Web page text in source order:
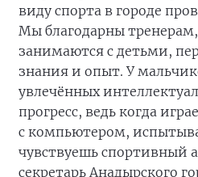
виду спорта в городе
Мы благодарны
занимаются с детьми,
знания и опыт. У
увлечённых
прогресс, ведь когда
с компьютером,
чувствуешь спортивный
секретарь Анадырского